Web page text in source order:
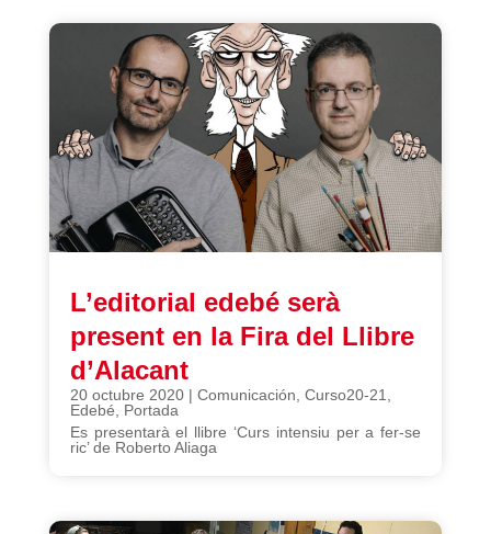
L’editorial edebé serà
present en la Fira del Llibre
d’Alacant
20 octubre 2020| Comunicación Curso20-21
Edebé
Portada
Es presentarà el llibre ‘Curs intensiu per a fer-se
ric’ de Roberto Aliaga